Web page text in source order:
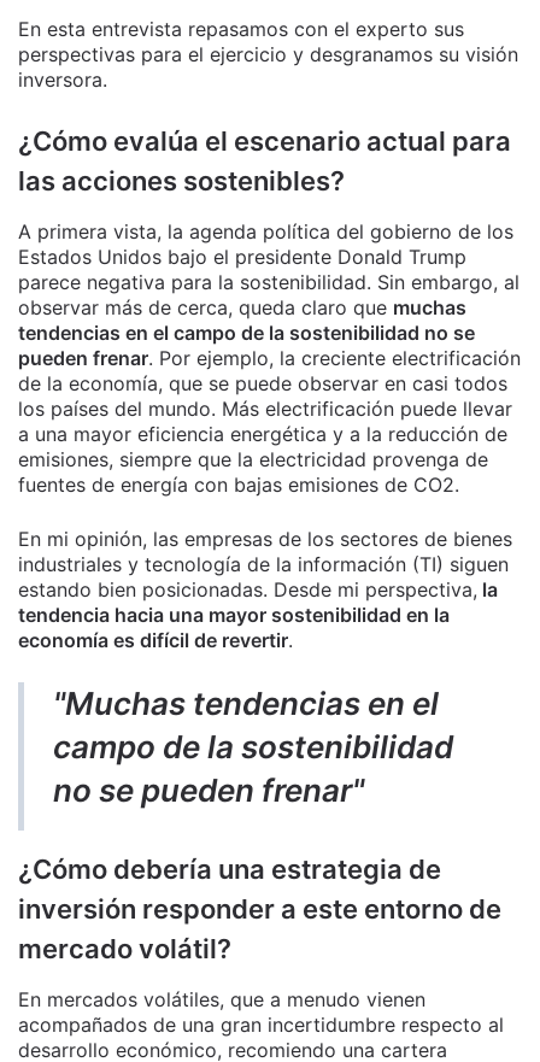
En esta entrevista repasamos con el experto sus
perspectivas para el ejercicio y desgranamos su visión
inversora.
¿Cómo evalúa el escenario actual para
las acciones sostenibles?
A primera vista, la agenda política del gobierno de los
Estados Unidos bajo el presidente Donald Trump
parece negativa para la sostenibilidad. Sin embargo, al
observar más de cerca, queda claro que muchas
tendencias en el campo de la sostenibilidad no se
pueden frenar. Por ejemplo, la creciente electrificación
de la economía, que se puede observar en casi todos
los países del mundo. Más electrificación puede llevar
a una mayor eficiencia energética y a la reducción de
emisiones, siempre que la electricidad provenga de
fuentes de energía con bajas emisiones de CO2.
En mi opinión, las empresas de los sectores de bienes
industriales y tecnología de la información (TI) siguen
estando bien posicionadas. Desde mi perspectiva, la
tendencia hacia una mayor sostenibilidad en la
economía es difícil de revertir.
"Muchas tendencias en el
campo de la sostenibilidad
no se pueden frenar"
¿Cómo debería una estrategia de
inversión responder a este entorno de
mercado volátil?
En mercados volátiles, que a menudo vienen
acompañados de una gran incertidumbre respecto al
desarrollo económico, recomiendo una cartera